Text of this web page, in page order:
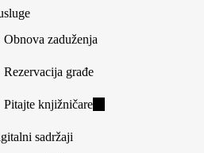
Obnova zaduženja
Rezervacija građe
Pitajte knjižničare(link
sadržaji